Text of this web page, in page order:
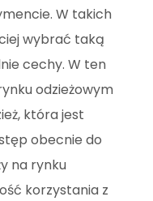
W takich
wybrać taką
cechy. W ten
odzieżowym
która jest
obecnie do
na rynku
korzystania z